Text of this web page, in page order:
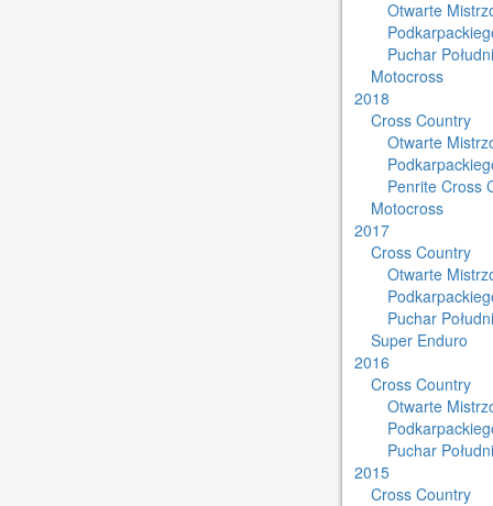
Otwarte
Puchar
Motocross
2018
Cross Country
Otwarte
Penrite Cross
Motocross
2017
Cross Country
Otwarte
Puchar
Super Enduro
2016
Cross Country
Otwarte
Puchar
2015
Cross Country